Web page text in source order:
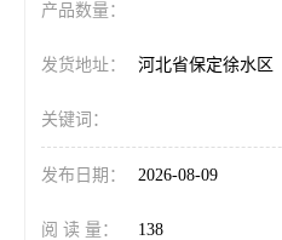
产品数量：
发货地址： 河北省保定徐水区
关键词：
发布日期： 2026-08-09
阅 读 量： 138